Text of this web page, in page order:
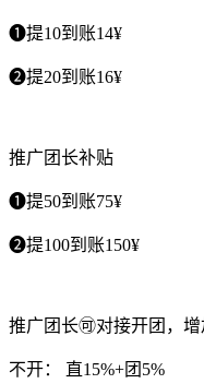
❶提10到账14¥
❷提20到账16¥
推广团长补贴
❶提50到账75¥
❷提100到账150¥
推广团长🉑对接开团，增
不开： 直15%+团5%